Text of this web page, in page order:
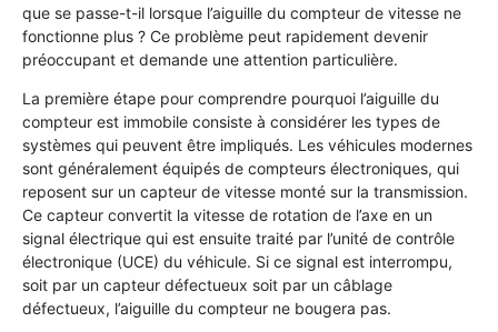
que se passe-t-il lorsque l’aiguille du compteur de vitesse ne
fonctionne plus ? Ce problème peut rapidement devenir
préoccupant et demande une attention particulière.
La première étape pour comprendre pourquoi l’aiguille du
compteur est immobile consiste à considérer les types de
systèmes qui peuvent être impliqués. Les véhicules modernes
sont généralement équipés de compteurs électroniques, qui
reposent sur un capteur de vitesse monté sur la transmission.
Ce capteur convertit la vitesse de rotation de l’axe en un
signal électrique qui est ensuite traité par l’unité de contrôle
électronique (UCE) du véhicule. Si ce signal est interrompu,
soit par un capteur défectueux soit par un câblage
défectueux, l’aiguille du compteur ne bougera pas.